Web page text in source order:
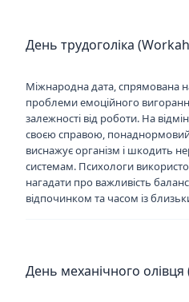
День трудоголіка
Міжнародна дата, спрямована
проблеми емоційного
залежності від роботи. На
своєю справою, понаднормовий
виснажує організм і шкодить
системам. Психологи
нагадати про важливість
відпочинком та часом із
День механічного